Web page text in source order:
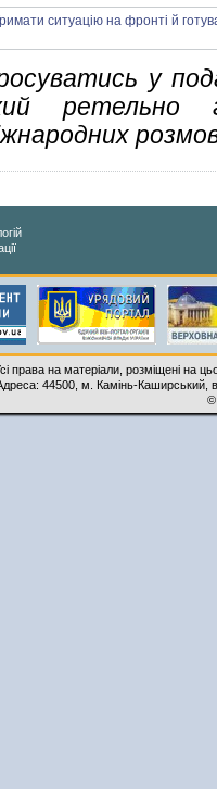
у
ретельно
права на матеріали, розміщені на
44500, м. Камінь-Каширський,
©